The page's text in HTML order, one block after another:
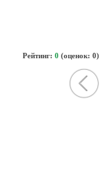
Рейтинг: 0 (оценок: 0)